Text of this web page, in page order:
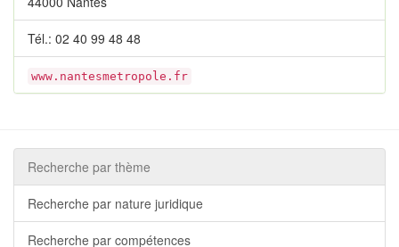
Tél.: 02 40 99 48 48
www.nantesmetropole.fr
Recherche par thème
Recherche par nature juridique
Recherche par compétences